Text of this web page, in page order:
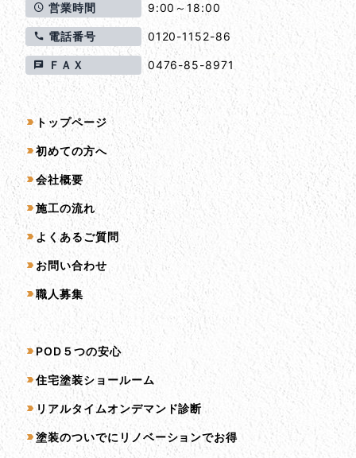
営業時間 9:00～18:00
電話番号 0120-1152-86
ＦＡＸ 0476-85-8971
サイトマップ
トップページ
初めての方へ
会社概要
施工の流れ
よくあるご質問
お問い合わせ
職人募集
サービス一覧
POD５つの安心
住宅塗装ショールーム
リアルタイムオンデマンド診断
塗装のついでにリノベーションでお得